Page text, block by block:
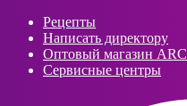
Рецепты
Написать директору
Оптовый магазин ARC
Сервисные центры